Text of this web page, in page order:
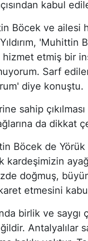
kabul
Böcek ve ailesi
'Muhittin
etmiş bir
Sarf
diye konuştu.
sahip
da dikkat
Böcek de Yörük
kardeşimizin
doğmuş,
etmesini
birlik ve saygı
Antalyalılar